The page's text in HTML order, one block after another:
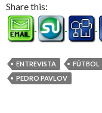
Share this:
ENTREVISTA FÚTBOL
PEDRO PAVLOV